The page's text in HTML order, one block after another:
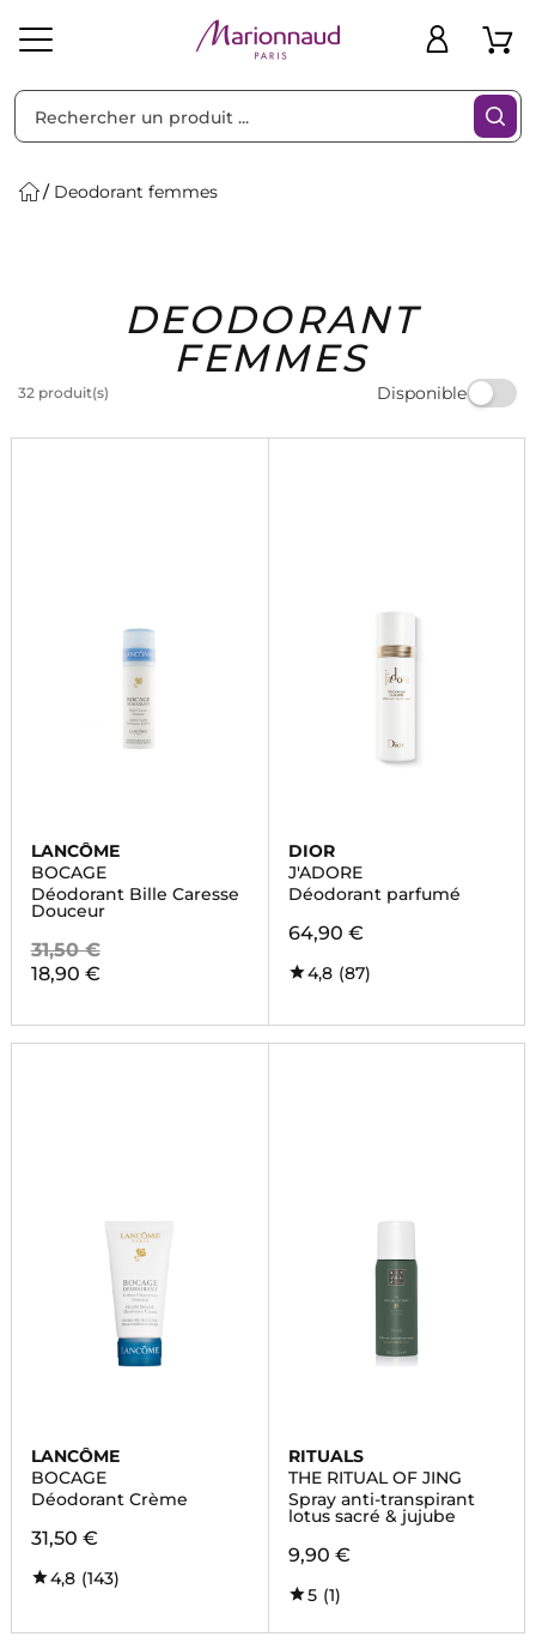
Homme Marques Idées
Cadeaux
Bons
Plans
Deodorant femmes
DEODORANT
FEMMES
32 produit(s) Disponible
Filtres
LANCÔME
BOCAGE
Déodorant Bille Caresse
Douceur
31,50 €
18,90 €
DIOR
J'ADORE
Déodorant parfumé
64,90 €
4,8 (87)
LANCÔME
BOCAGE
Déodorant Crème
31,50 €
4,8 (143)
RITUALS
THE RITUAL OF JING
Spray anti-transpirant
lotus sacré & jujube
9,90 €
5 (1)